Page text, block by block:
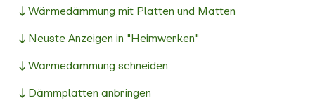
Wärmedämmung mit Platten und Matten
Neuste Anzeigen in "Heimwerken"
Wärmedämmung schneiden
Dämmplatten anbringen